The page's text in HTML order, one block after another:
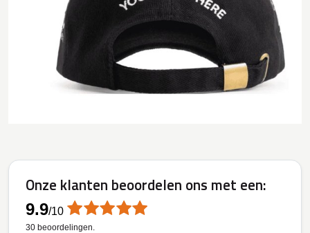
Onze klanten beoordelen ons met een:
9.9/10
30 beoordelingen.